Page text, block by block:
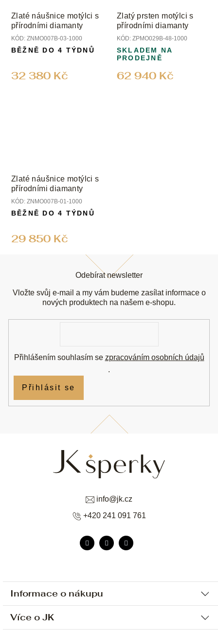
Zlaté náušnice motýlci s
přírodními diamanty
KÓD: ZNMO007B-03-1000
32 380 Kč
BĚŽNĚ DO 4 TÝDNŮ
Zlatý prsten motýlci s
přírodními diamanty
KÓD: ZPMO029B-48-1000
62 940 Kč
SKLADEM NA
PRODEJNĚ
Zlaté náušnice motýlci s
přírodními diamanty
KÓD: ZNMO007B-01-1000
29 850 Kč
BĚŽNĚ DO 4 TÝDNŮ
Informace o nákupu
Ochrana osobních údajů
Více o JK
info@jk.cz
+420 241 091 761
Odebírat newsletter
Vložte svůj e-mail a my vám budeme zasílat informace o
nových produktech na našem e-shopu.
Přihlášením souhlasím se zpracováním osobních údajů
.
Přihlásit se